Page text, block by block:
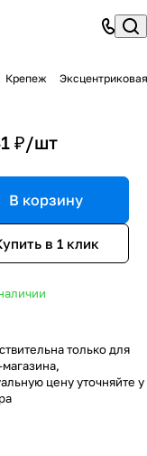
Крепеж
₽/шт
В корзину
в 1 клик
только для
цену уточняйте у